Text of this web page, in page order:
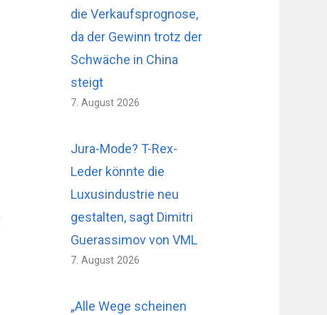
die Verkaufsprognose,
da der Gewinn trotz der
Schwäche in China
steigt
7. August 2026
Jura-Mode? T-Rex-
Leder könnte die
Luxusindustrie neu
gestalten, sagt Dimitri
Guerassimov von VML
7. August 2026
„Alle Wege scheinen